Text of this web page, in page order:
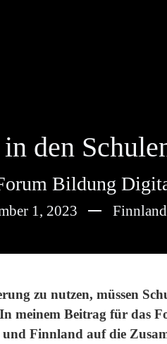
den
Bildung
1, 2023 Finnland
zu nutzen, müssen
meinem Beitrag für das
Finnland auf die